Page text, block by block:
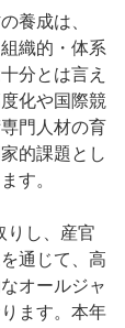
養成は、
織的・体系
分とは言え
化や国際競
門人材の育
的課題とし
す。
りし、産官
通じて、高
オールジャ
ます。本年